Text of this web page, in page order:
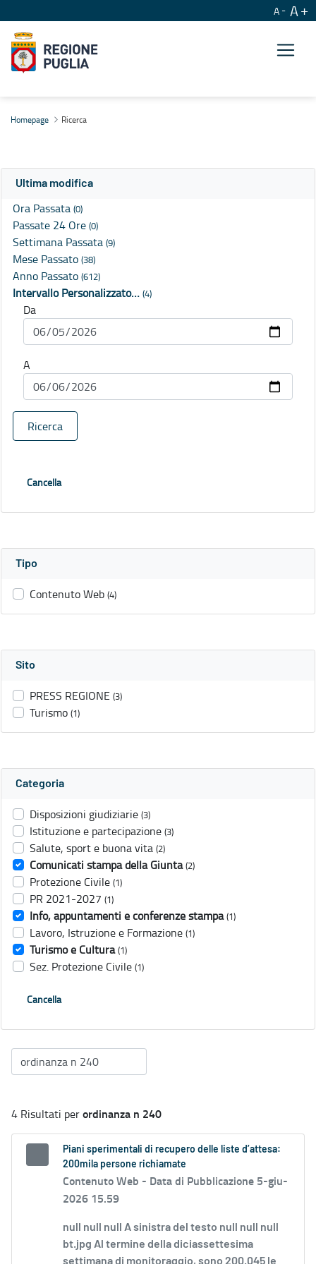
A A
Homepage Ricerca
Ultima modifica
Ora Passata (0)
Passate 24 Ore (0)
Settimana Passata (9)
Mese Passato (38)
Anno Passato (612)
Intervallo Personalizzato… (4)
Da
A
Ricerca
Cancella
Tipo
Contenuto Web (4)
Sito
PRESS REGIONE (3)
Turismo (1)
Categoria
Disposizioni giudiziarie (3)
Istituzione e partecipazione (3)
Salute, sport e buona vita (2)
Comunicati stampa della Giunta (2)
Protezione Civile (1)
PR 2021-2027 (1)
Info, appuntamenti e conferenze stampa (1)
Lavoro, Istruzione e Formazione (1)
Turismo e Cultura (1)
Sez. Protezione Civile (1)
Cancella
4 Risultati perordinanza n 240
Piani sperimentali di recupero delle liste d’attesa:
200mila persone richiamate
Contenuto Web - Data di Pubblicazione 5-giu-
2026 15.59
null null null A sinistra del testo null null null
bt.jpg Al termine della diciassettesima
settimana di monitoraggio, sono 200.045 le